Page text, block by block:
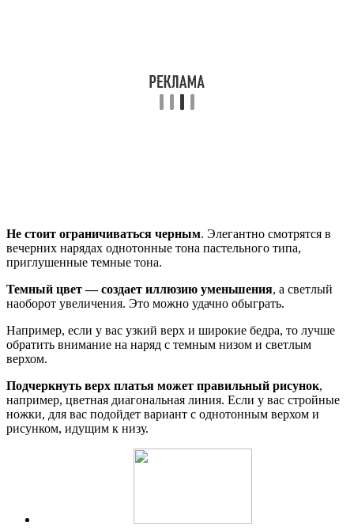
Не стоит ограничиваться черным. Элегантно смотрятся в
вечерних нарядах однотонные тона пастельного типа,
приглушенные темные тона.
Темный цвет — создает иллюзию уменьшения, а светлый
наоборот увеличения. Это можно удачно обыграть.
Например, если у вас узкий верх и широкие бедра, то лучше
обратить внимание на наряд с темным низом и светлым
верхом.
Подчеркнуть верх платья может правильный рисунок,
например, цветная диагональная линия. Если у вас стройные
ножки, для вас подойдет вариант с однотонным верхом и
рисунком, идущим к низу.